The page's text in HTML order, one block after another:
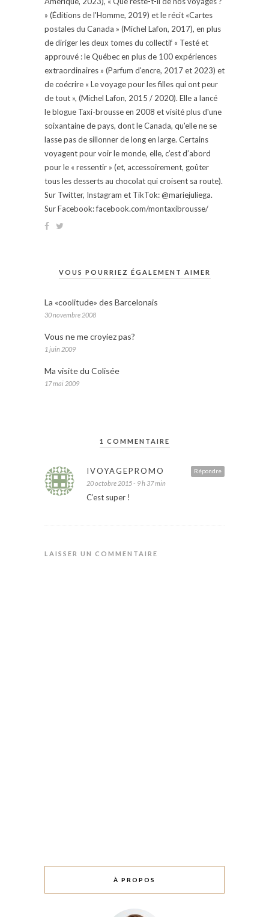
» (Éditions de l'Homme, 2019) et le récit «Cartes
postales du Canada » (Michel Lafon, 2017), en plus
de diriger les deux tomes du collectif « Testé et
approuvé : le Québec en plus de 100 expériences
extraordinaires » (Parfum d'encre, 2017 et 2023) et
de coécrire « Le voyage pour les filles qui ont peur
de tout », (Michel Lafon, 2015 / 2020). Elle a lancé
le blogue Taxi-brousse en 2008 et visité plus d'une
soixantaine de pays, dont le Canada, qu'elle ne se
lasse pas de sillonner de long en large. Certains
voyagent pour voir le monde, elle, c’est d’abord
pour le « ressentir » (et, accessoirement, goûter
tous les desserts au chocolat qui croisent sa route).
Sur Twitter, Instagram et TikTok: @mariejuliega.
Sur Facebook: facebook.com/montaxibrousse/
VOUS POURRIEZ ÉGALEMENT AIMER
La «coolitude» des Barcelonais
30 novembre 2008
Vous ne me croyiez pas?
1 juin 2009
Ma visite du Colisée
17 mai 2009
1 COMMENTAIRE
Répondre
IVOYAGEPROMO
20 octobre 2015 - 9 h 37 min
C’est super !
LAISSER UN COMMENTAIRE
À PROPOS